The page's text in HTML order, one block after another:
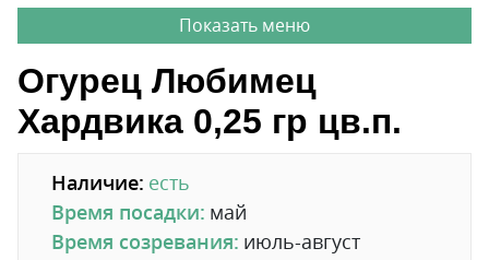
Огурец Любимец
Хардвика 0,25 гр цв.п.
Наличие: есть
Время посадки: май
Время созревания: июль-август